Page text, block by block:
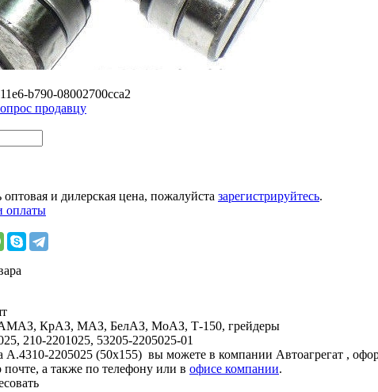
b790-08002700cca2
продавцу
оптовая и дилерская цена, пожалуйста зарегистрируйтесь.
оплаты
КрАЗ, МАЗ, БелАЗ, МоАЗ, Т-150, грейдеры
210-2201025, 53205-2205025-01
А.4310-2205025 (50x155) вы можете в компании Автоагрегат ,
почте, а также по телефону или в офисе компании.